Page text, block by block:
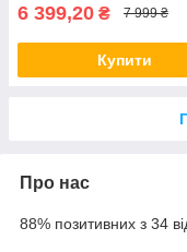
6 399,20 ₴ 7 999 ₴
Купити
Про нас
88% позитивних з 34